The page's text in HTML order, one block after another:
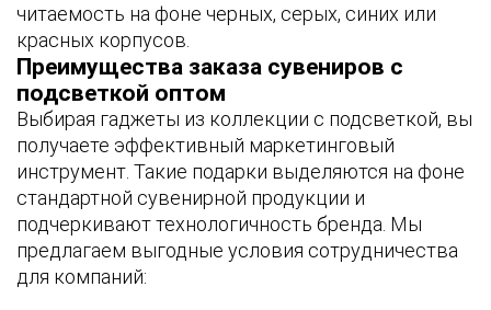
читаемость на фоне черных, серых, синих или
красных корпусов.
Преимущества заказа сувениров с
подсветкой оптом
Выбирая гаджеты из коллекции с подсветкой, вы
получаете эффективный маркетинговый
инструмент. Такие подарки выделяются на фоне
стандартной сувенирной продукции и
подчеркивают технологичность бренда. Мы
предлагаем выгодные условия сотрудничества
для компаний: